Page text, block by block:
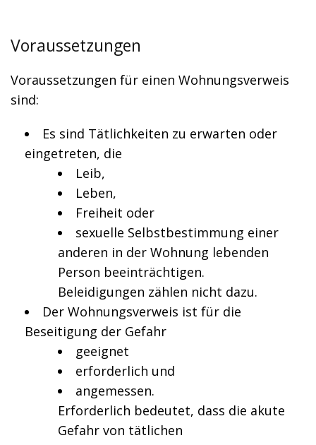
Voraussetzungen
Voraussetzungen für einen Wohnungsverweis
sind:
Es sind Tätlichkeiten zu erwarten oder
eingetreten, die
Leib,
Leben,
Freiheit oder
sexuelle Selbstbestimmung einer
anderen in der Wohnung lebenden
Person beeinträchtigen.
Beleidigungen zählen nicht dazu.
Der Wohnungsverweis ist für die
Beseitigung der Gefahr
geeignet
erforderlich und
angemessen.
Erforderlich bedeutet, dass die akute
Gefahr von tätlichen